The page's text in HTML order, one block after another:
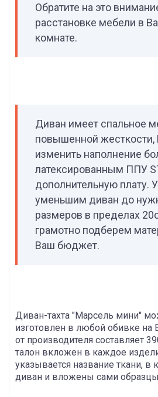
Обратите на это
расстановке мебели в
комнате.
Диван имеет спальное
повышенной
изменить наполнение
латексированным ППУ
дополнительную плату.
уменьшим диван до
размеров в пределах
грамотно подберем
Ваш бюджет.
Диван-тахта "Марсель мини"
изготовлен в любой обивке на
от производителя составляет
талон вкложен в каждое
указывается название ткани, в
диван и вложены сами образцы